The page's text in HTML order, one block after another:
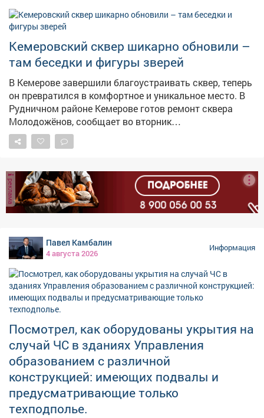
Кемеровский сквер шикарно обновили –
там беседки и фигуры зверей
В Кемерове завершили благоустраивать сквер, теперь
он превратился в комфортное и уникальное место. В
Рудничном районе Кемерове готов ремонт сквера
Молодожёнов, сообщает во вторник
горадминистрация. – Последним штрихом стали
современные скамейки и урны. Теперь здесь можно не
сказали в мэрии.
реклама
Павел Камбалин
4 августа 2026
Информация
Посмотрел, как оборудованы укрытия на
случай ЧС в зданиях Управления
образованием с различной
конструкцией: имеющих подвалы и
предусматривающие только
техподполье.